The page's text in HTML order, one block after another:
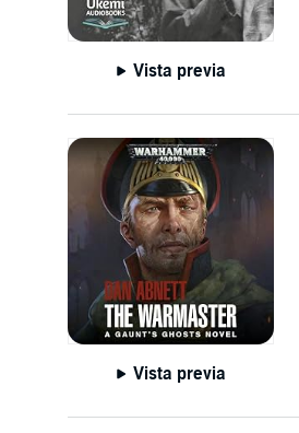
Vista previa
Vista previa